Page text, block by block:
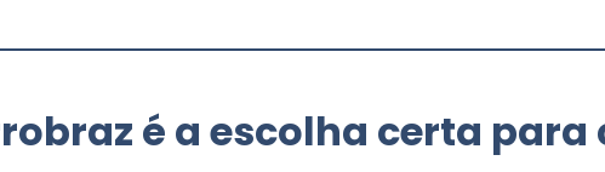
é a escolha certa